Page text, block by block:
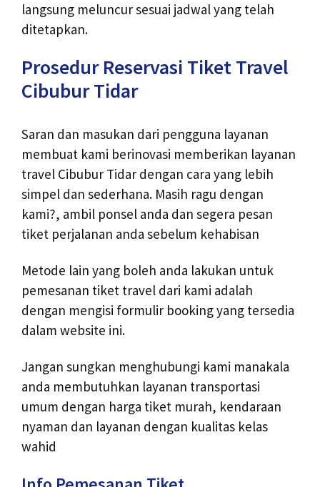
langsung meluncur sesuai jadwal yang telah
ditetapkan.
Prosedur Reservasi Tiket Travel
Cibubur Tidar
Saran dan masukan dari pengguna layanan
membuat kami berinovasi memberikan layanan
travel Cibubur Tidar dengan cara yang lebih
simpel dan sederhana. Masih ragu dengan
kami?, ambil ponsel anda dan segera pesan
tiket perjalanan anda sebelum kehabisan
Metode lain yang boleh anda lakukan untuk
pemesanan tiket travel dari kami adalah
dengan mengisi formulir booking yang tersedia
dalam website ini.
Jangan sungkan menghubungi kami manakala
anda membutuhkan layanan transportasi
umum dengan harga tiket murah, kendaraan
nyaman dan layanan dengan kualitas kelas
wahid